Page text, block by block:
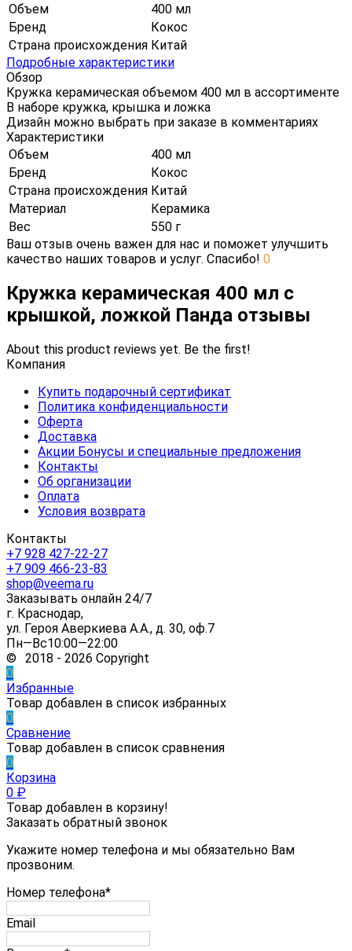
Объем
400 мл
Бренд
Кокос
Страна происхождения Китай
Подробные характеристики
Обзор
Кружка керамическая объемом 400 мл в ассортименте
В наборе кружка, крышка и ложка
Дизайн можно выбрать при заказе в комментариях
Характеристики
Объем
400 мл
Бренд
Кокос
Страна происхождения Китай
Материал
Керамика
Вес
550 г
Ваш отзыв очень важен для нас и поможет улучшить
качество наших товаров и услуг. Спасибо! 0
Кружка керамическая 400 мл с
крышкой, ложкой Панда отзывы
About this product reviews yet. Be the first!
Компания
Купить подарочный сертификат
Политика конфиденциальности
Оферта
Доставка
Акции Бонусы и специальные предложения
Контакты
Об организации
Оплата
Условия возврата
Контакты
+7 928 427-22-27
+7 909 466-23-83
shop@veema.ru
Заказывать онлайн 24/7
г. Краснодар,
ул. Героя Аверкиева А.А., д. 30, оф.7
Пн—Вс10:00—22:00
© 2018 - 2026 Copyright
0
Избранные
Товар добавлен в список избранных
0
Сравнение
Товар добавлен в список сравнения
0
Корзина
0 ₽
Товар добавлен в корзину!
Заказать обратный звонок
Укажите номер телефона и мы обязательно Вам
прозвоним.
Номер телефона*
Email